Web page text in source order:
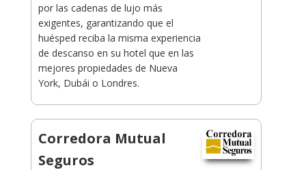
por las cadenas de lujo más
exigentes, garantizando que el
huésped reciba la misma experiencia
de descanso en su hotel que en las
mejores propiedades de Nueva
York, Dubái o Londres.
Corredora Mutual
Seguros